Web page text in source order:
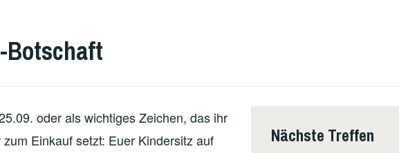
Botschaft
oder als wichtiges Zeichen, das ihr
Einkauf setzt: Euer Kindersitz auf
Nächste Treffen